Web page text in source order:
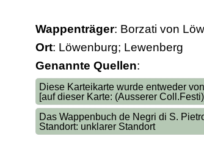
Wappenträger: Borzati von
Ort: Löwenburg; Lewenberg
Genannte Quellen:
Diese Karteikarte wurde entweder
[auf dieser Karte: (Ausserer
Das Wappenbuch de Negri di S.
Standort: unklarer Standort